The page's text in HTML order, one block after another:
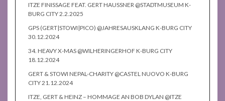
ITZE FINISSAGE FEAT. GERT HAUSSNER @STADTMUSEUM K-
BURG CITY 2.2.2025
GPS (GERT|STOWI|PICO) @JAHRESAUSKLANG K-BURG CITY
30.12.2024
34. HEAVY X-MAS @WILHERINGERHOF K-BURG CITY
18.12.2024
GERT & STOWI NEPAL-CHARITY @CASTEL NUOVO K-BURG
CITY 21.12.2024
ITZE, GERT & HEINZ – HOMMAGE AN BOB DYLAN @ITZE